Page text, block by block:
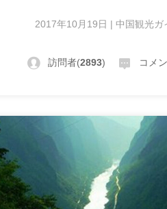
2017年10月19日 | 中国観光ガ
訪問者(2893) コメ